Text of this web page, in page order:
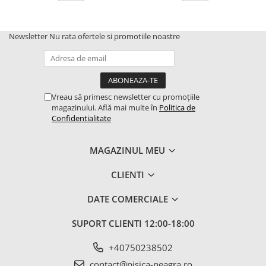
Newsletter Nu rata ofertele si promotiile noastre
Vreau să primesc newsletter cu promoțiile
magazinului. Află mai multe în Politica de
Confidentialitate
MAGAZINUL MEU
CLIENTI
DATE COMERCIALE
SUPORT CLIENTI 12:00-18:00
+40750238502